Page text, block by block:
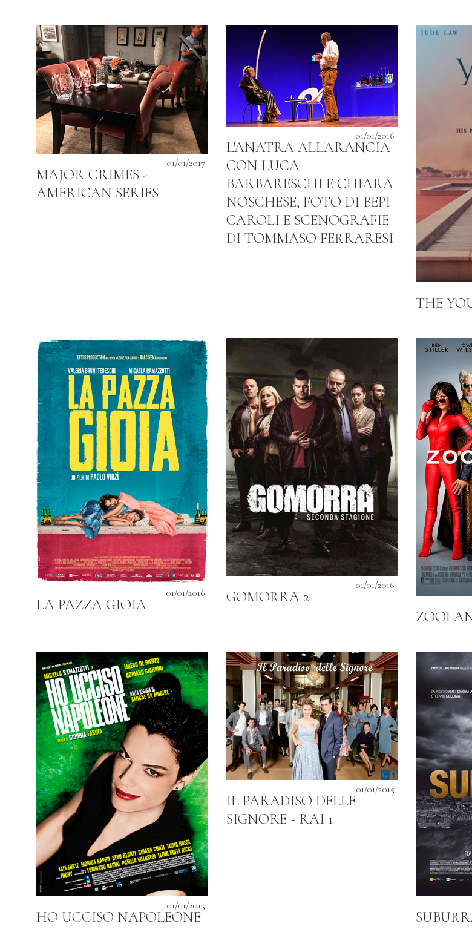
01/01/2017
MAJOR CRIMES -
AMERICAN SERIES
01/01/2016
L'ANATRA ALL'ARANCIA
CON LUCA
BARBARESCHI E CHIARA
NOSCHESE, FOTO DI BEPI
CAROLI E SCENOGRAFIE
DI TOMMASO FERRARESI
THE
01/01/2016
LA PAZZA GIOIA
01/01/2016
GOMORRA 2
01/01/2015
HO UCCISO NAPOLEONE
01/01/2015
IL PARADISO DELLE
SIGNORE - RAI 1